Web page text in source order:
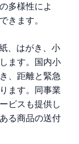
多様性によ
きます。
、はがき、小
ます。国内小
、距離と緊急
ます。同事業
ビスも提供し
る商品の送付